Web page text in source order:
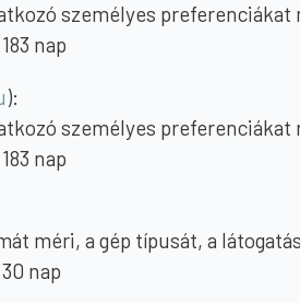
személyes preferenciákat
183 nap
):
személyes preferenciákat
183 nap
méri, a gép típusát, a
30 nap